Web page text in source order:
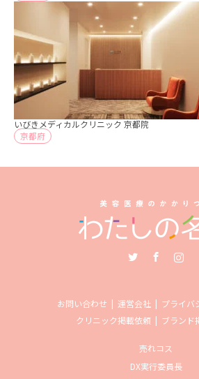
いびきメディカルクリニック 京都院
京都府
お問い合わせ 運営会社
プライバ
クリニック掲載依頼
ブランド
売れコス
DX実行委員長